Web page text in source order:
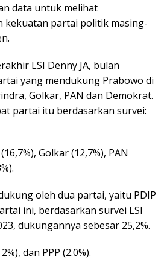
data untuk melihat
kekuatan partai politik masing-
LSI Denny JA, bulan
yang mendukung Prabowo di
Golkar, PAN dan Demokrat.
partai itu berdasarkan survei:
Golkar (12,7%), PAN
oleh dua partai, yaitu PDIP
ini, berdasarkan survei LSI
dukungannya sebesar 25,2%.
dan PPP (2.0%).